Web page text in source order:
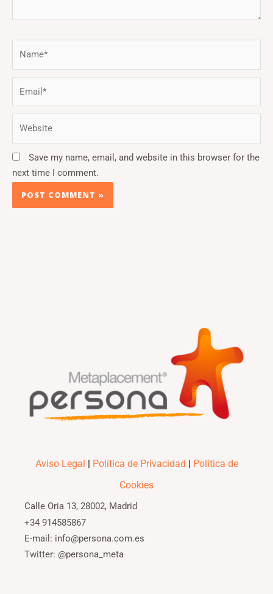
Save my name, email, and website in this browser for the
next time I comment.
Aviso Legal | Política de Privacidad | Política de
Cookies
Calle Oria 13, 28002, Madrid
+34 914585867
E-mail: info@persona.com.es
Twitter: @persona_meta